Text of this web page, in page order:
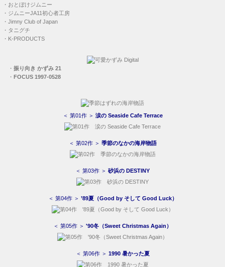
・ おとぼけジムニー
・ ジムニーJA11初心者工房
・ Jimny Club of Japan
・ タニグチ
・ K-PRODUCTS
・ 振り向き かずみ 21
・ FOCUS 1997-0528
＜ 第01作 ＞ 涙の Seaside Cafe Terrace
＜ 第02作 ＞ 季節のなかの海岸物語
＜ 第03作 ＞ 砂浜の DESTINY
＜ 第04作 ＞ ’89夏（Good by そして Good Luck）
＜ 第05作 ＞ '90冬（Sweet Christmas Again）
＜ 第06作 ＞ 1990 暑かった夏